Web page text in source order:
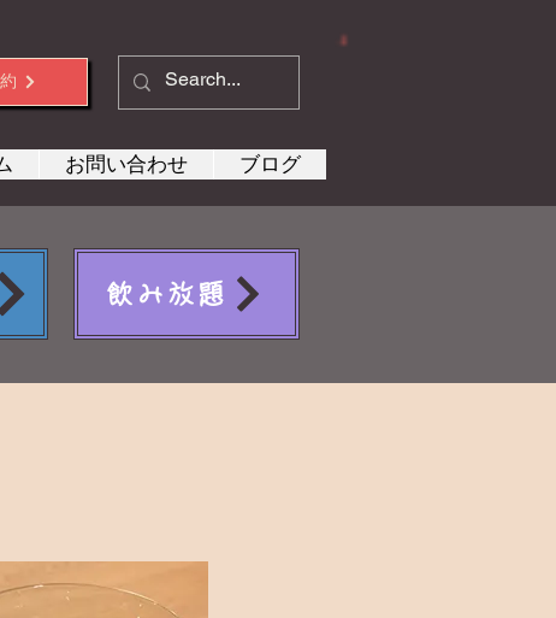
お問い合わせ ブログ
飲み放題